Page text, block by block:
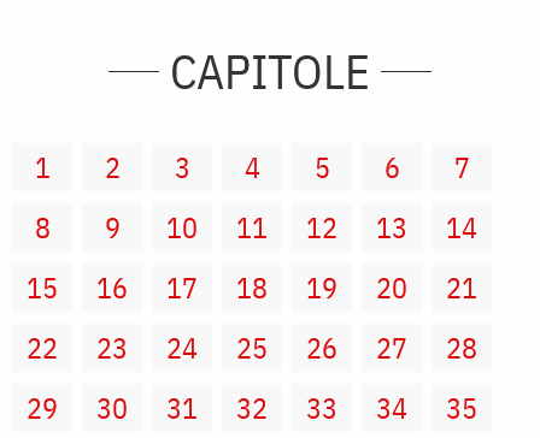
CAPITOLE
1 2 3 4 5 6
7
8
9 10 11 12 13
14
15
16 17 18 19 20
21
22
23 24 25 26 27
28
29
30 31 32 33 34
35